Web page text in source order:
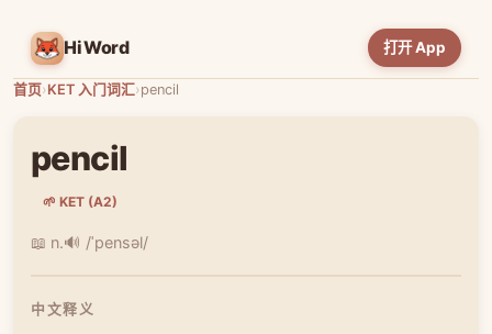
HiWord 打开 App
首页›KET 入门词汇›pencil
pencil
🌱 KET (A2)
📖 n.🔊 /ˈpensəl/
中文释义